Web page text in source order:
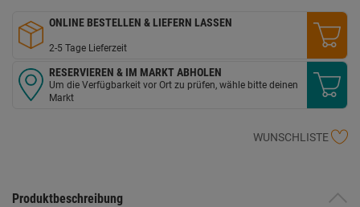
ONLINE BESTELLEN & LIEFERN LASSEN
2-5 Tage Lieferzeit
RESERVIEREN & IM MARKT ABHOLEN
Um die Verfügbarkeit vor Ort zu prüfen, wähle bitte deinen
Markt
WUNSCHLISTE
Produktbeschreibung